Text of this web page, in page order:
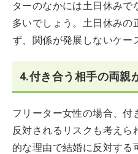
ターのなかには土日休みで
多いでしょう。土日休みの
ず、関係が発展しないケー
4.付き合う相手の両親
フリーター女性の場合、付
反対されるリスクも考え
的な理由で結婚に反対する